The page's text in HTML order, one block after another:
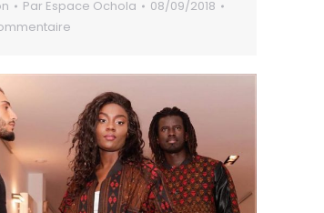
Par Espace Ochola
08/09/2018